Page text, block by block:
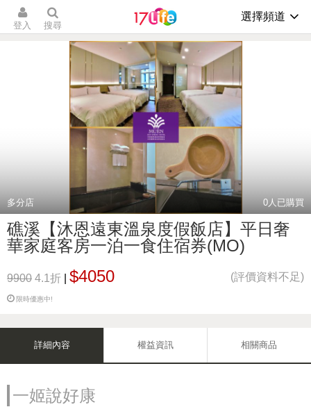
登入 搜尋
選擇頻道
多分店 0人已購買
礁溪【沐恩遠東溫泉度假飯店】平日奢
華家庭客房一泊一食住宿券(MO)
9900 4.1折 $4050 (評價資料不足)
限時優惠中!
詳細內容 權益資訊 相關商品
一姬說好康